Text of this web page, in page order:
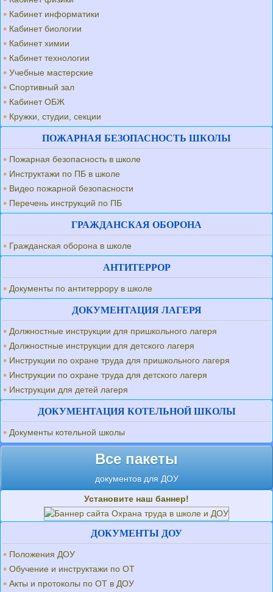
Кабинет информатики
Кабинет биологии
Кабинет химии
Кабинет технологии
Учебные мастерские
Спортивный зал
Кабинет ОБЖ
Кружки, студии, секции
ПОЖАРНАЯ БЕЗОПАСНОСТЬ ШКОЛЫ
Пожарная безопасность в школе
Инструктажи по ПБ в школе
Видео пожарной безопасности
Перечень инструкций по ПБ
ГРАЖДАНСКАЯ ОБОРОНА
Гражданская оборона в школе
АНТИТЕРРОР
Документы по антитеррору в школе
ДОКУМЕНТАЦИЯ ЛАГЕРЯ
Должностные инструкции для пришкольного лагеря
Должностные инструкции для детского лагеря
Инструкции по охране труда для пришкольного лагеря
Инструкции по охране труда для детского лагеря
Инструкции для детей лагеря
ДОКУМЕНТАЦИЯ КОТЕЛЬНОЙ ШКОЛЫ
Документы котельной школы
Все пакеты
документов для ДОУ
Установите наш баннер!
ДОКУМЕНТЫ ДОУ
Положения ДОУ
Обучение и инструктажи по ОТ
Акты и протоколы по ОТ в ДОУ